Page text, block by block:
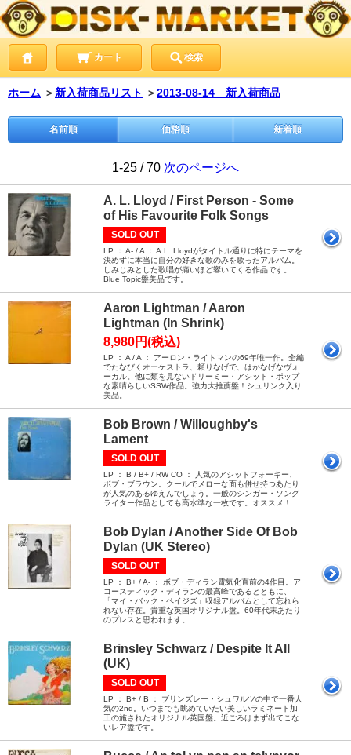
カート 検索
ホーム ＞ 新入荷商品リスト ＞2013-08-14 新入荷商品
名前順 価格順 新着順
1-25 / 70 次のページへ
A. L. Lloyd / First Person - Some
of His Favourite Folk Songs
SOLD OUT
LP ： A- / A ： A.L. Lloydがタイトル通りに特にテーマを
決めずに本当に自分の好きな歌のみを歌ったアルバム。
しみじみとした歌唱が痛いほど響いてくる作品です。
Blue Topic盤美品です。
Aaron Lightman / Aaron
Lightman (In Shrink)
8,980円(税込)
LP ： A / A ： アーロン・ライトマンの69年唯一作。全編
でたなびくオーケストラ、頼りなげで、はかなげなヴォ
ーカル。他に類を見ないドリーミー・アシッド・ポップ
な素晴らしいSSW作品。強力大推薦盤！シュリンク入り
美品。
Bob Brown / Willoughby's
Lament
SOLD OUT
LP ： B / B+ / RW CO ： 人気のアシッドフォーキー、
ボブ・ブラウン。クールでメローな面も併せ持つあたり
が人気のあるゆえんでしょう。一般のシンガー・ソング
ライター作品としても高水準な一枚です。オススメ！
Bob Dylan / Another Side Of Bob
Dylan (UK Stereo)
SOLD OUT
LP ： B+ / A- ： ボブ・ディラン電気化直前の4作目。ア
コースティック・ディランの最高峰であるとともに、
「マイ・バック・ペイジズ」収録アルバムとして忘れら
れない存在。貴重な英国オリジナル盤。60年代末あたり
のプレスと思われます。
Brinsley Schwarz / Despite It All
(UK)
SOLD OUT
LP ： B+ / B ： ブリンズレー・シュワルツの中で一番人
気の2nd。いつまでも眺めていたい美しいラミネート加
工の施されたオリジナル英国盤。近ごろはまず出てこな
いレア盤です。